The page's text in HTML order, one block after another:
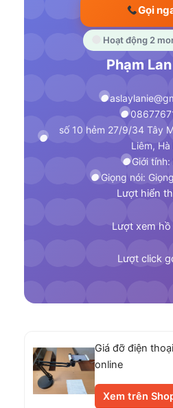
Gọi
Hoạt động 2
Phạm
số 10 hẻm 27/9/34 Tây
Liêm, Hà
Giới
Giọng nói:
Lượt hiển
Lượt xem hồ
Lượt click
Giá đỡ điện
online
Xem trên